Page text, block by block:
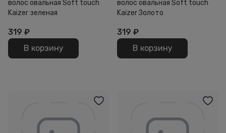
волос овальная Soft touch
Kaizer зеленая
319 ₽
В корзину
волос овальная Soft touch
Kaizer Золото
319 ₽
В корзину